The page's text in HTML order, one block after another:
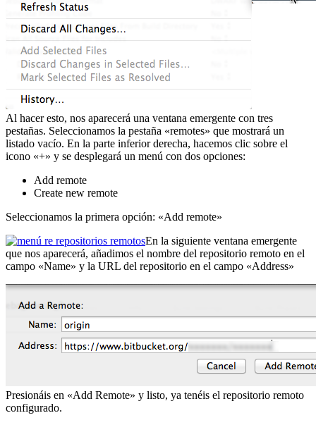
Al hacer esto, nos aparecerá una ventana emergente con tres
pestañas. Seleccionamos la pestaña «remotes» que mostrará un
listado vacío. En la parte inferior derecha, hacemos clic sobre el
icono «+» y se desplegará un menú con dos opciones:
Add remote
Create new remote
Seleccionamos la primera opción: «Add remote»
En la siguiente ventana emergente
que nos aparecerá, añadimos el nombre del repositorio remoto en el
campo «Name» y la URL del repositorio en el campo «Address»
Presionáis en «Add Remote» y listo, ya tenéis el repositorio remoto
configurado.